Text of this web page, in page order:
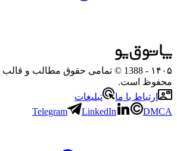
۱۴۰۵
- 1388 © تمامی حقوق مطالب و
محفوظ است.
ارتباط با ما
تبلیغات
Telegram
LinkedIn DMCA